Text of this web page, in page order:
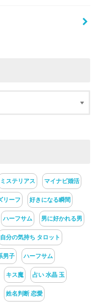
ミステリアス マイナビ婚活
リーフ 好きになる瞬間
ハーフサム 男に好かれる男
自分の気持ち タロット
男子 ハーフサム
キス魔 占い 水晶 玉
姓名判断 恋愛